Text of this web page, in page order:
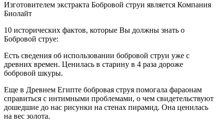
Изготовителем экстракта Бобровой струи является Компания
Биолайт
10 исторических фактов, которые Вы должны знать о
Бобровой струе:
Есть сведения об использовании бобровой струи уже с
древних времен. Ценилась в старину в 4 раза дороже
бобровой шкуры.
Еще в Древнем Египте бобровая струя помогала фараонам
справиться с интимными проблемами, о чем свидетельствуют
дошедшие до нас рисунки на стенах пирамид. Она ценилась
на вес золота.